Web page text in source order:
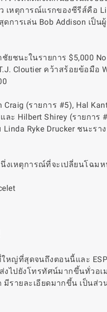
เหตุการณ์แรกของซีรีส์คือ
ดการเล่น Bob Addison เ
ชนะในรายการ $5,000 No
Cloutier คว้าสร้อยข้อมือ
(รายการ #5), Hal
ละ Hilbert Shirey (รายก
Ryke Drucker ชนะราง
งเหตุการณ์ที่จะเปลี่ยนโฉม
ใหญ่ที่สุดจนถึงตอนนี้และ
ไปยังโทรทัศน์มากขึ้นทั่วอเ
รายละเอียดมากขึ้น เป็นส่